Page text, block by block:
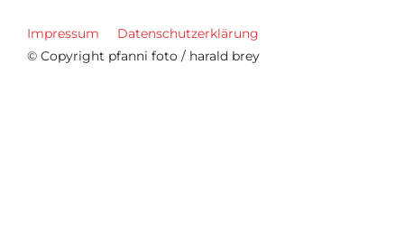
Impressum
Datenschutzerklärung
© Copyright pfanni foto / harald brey